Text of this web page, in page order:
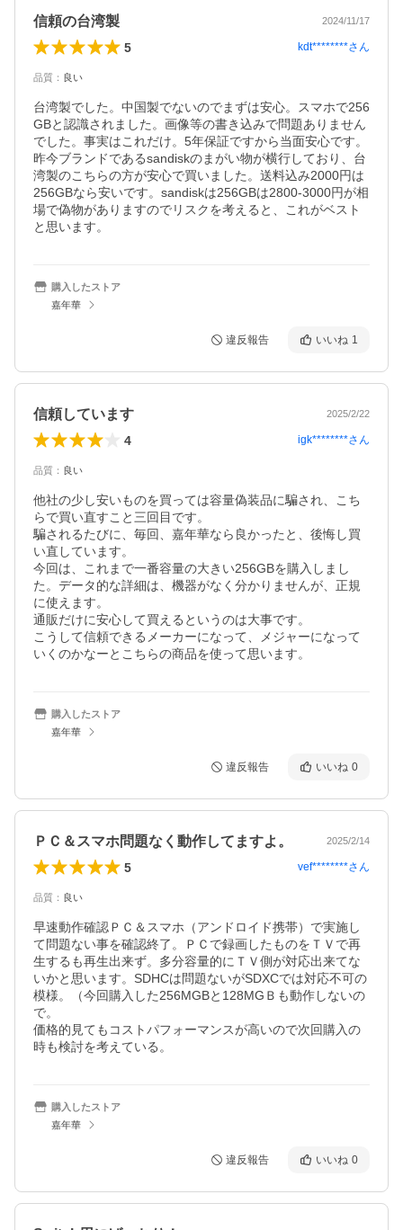
信頼の台湾製 2024/11/17
5 kdt********さん
品質 ： 良い
台湾製でした。中国製でないのでまずは安心。スマホで256
GBと認識されました。画像等の書き込みで問題ありません
でした。事実はこれだけ。5年保証ですから当面安心です。
昨今ブランドであるsandiskのまがい物が横行しており、台
湾製のこちらの方が安心で買いました。送料込み2000円は
256GBなら安いです。sandiskは256GBは2800-3000円が相
場で偽物がありますのでリスクを考えると、これがベスト
と思います。
購入したストア
嘉年華
違反報告 いいね 1
信頼しています 2025/2/22
4 igk********さん
品質 ： 良い
他社の少し安いものを買っては容量偽装品に騙され、こち
らで買い直すこと三回目です。
騙されるたびに、毎回、嘉年華なら良かったと、後悔し買
い直しています。
今回は、これまで一番容量の大きい256GBを購入しまし
た。データ的な詳細は、機器がなく分かりませんが、正規
に使えます。
通販だけに安心して買えるというのは大事です。
こうして信頼できるメーカーになって、メジャーになって
いくのかなーとこちらの商品を使って思います。
購入したストア
嘉年華
違反報告 いいね 0
ＰＣ＆スマホ問題なく動作してますよ。 2025/2/14
5 vef********さん
品質 ： 良い
早速動作確認ＰＣ＆スマホ（アンドロイド携帯）で実施し
て問題ない事を確認終了。ＰＣで録画したものをＴＶで再
生するも再生出来ず。多分容量的にＴＶ側が対応出来てな
いかと思います。SDHCは問題ないがSDXCでは対応不可の
模様。（今回購入した256MGBと128MGＢも動作しないの
で。
価格的見てもコストパフォーマンスが高いので次回購入の
時も検討を考えている。
購入したストア
嘉年華
違反報告 いいね 0